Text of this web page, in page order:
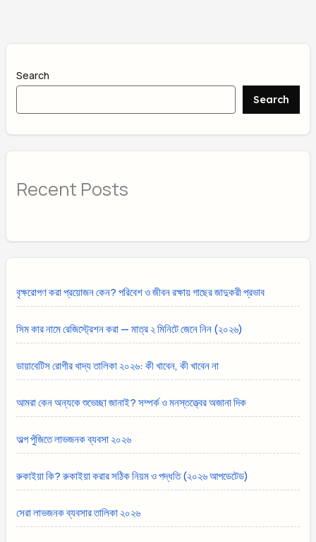
Search
Search
Recent Posts
বৃক্ষরোপণ করা প্রয়োজন কেন? পরিবেশ ও জীবন রক্ষায় গাছের জাদুকরী প্রভাব
সিম কার নামে রেজিস্ট্রেশন করা — মাত্র ২ মিনিটে জেনে নিন (২০২৬)
ডায়াবেটিস রোগীর খাদ্য তালিকা ২০২৬: কী খাবেন, কী খাবেন না
আমরা কেন অন্যকে শুভেচ্ছা জানাই? সম্পর্ক ও মনস্তত্ত্বের অজানা দিক
অল্প পুঁজিতে লাভজনক ব্যবসা ২০২৬
রুকাইয়া কি? রুকাইয়া করার সঠিক নিয়ম ও পদ্ধতি (২০২৬ আপডেটেড)
সেরা লাভজনক ব্যবসার তালিকা ২০২৬